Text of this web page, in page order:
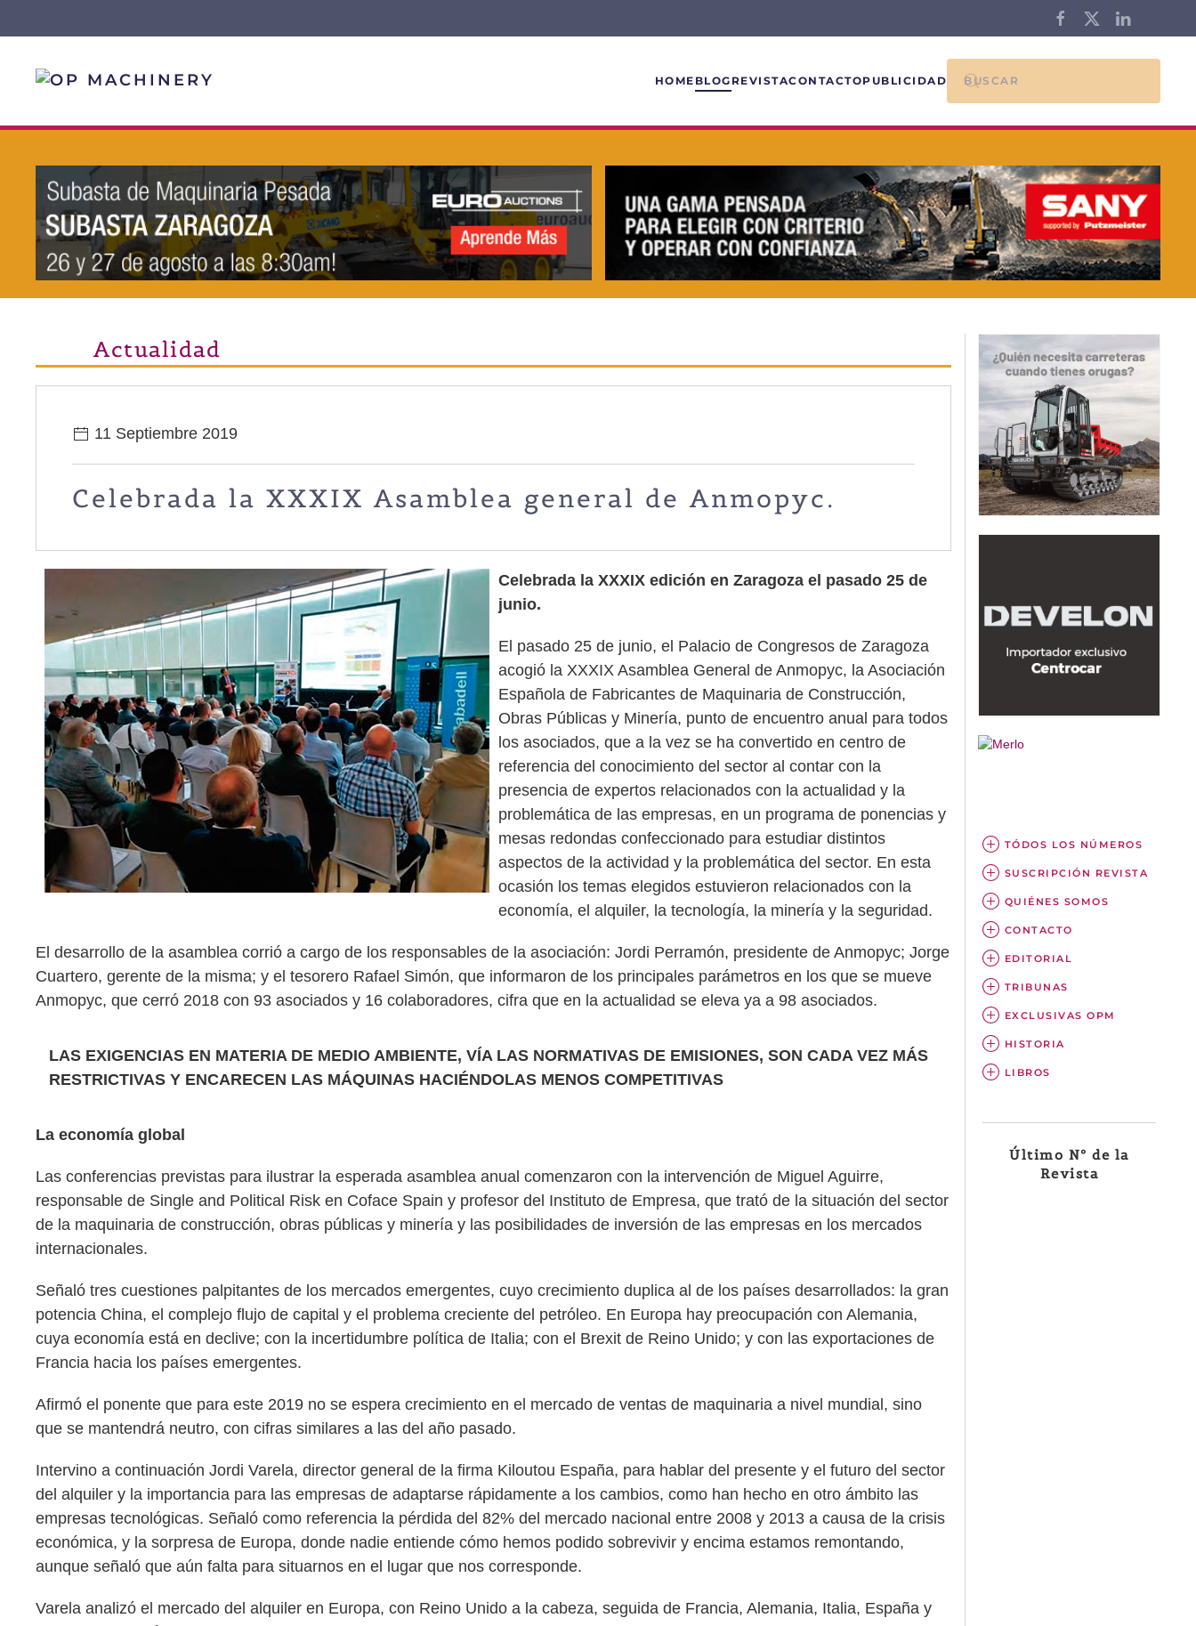
HOME BLOG REVISTACONTACTOPUBLICIDAD
Actualidad
11 Septiembre 2019
Celebrada la XXXIX Asamblea general de Anmopyc.
Celebrada la XXXIX edición en Zaragoza el pasado 25 de
junio.
El pasado 25 de junio, el Palacio de Congresos de Zaragoza
acogió la XXXIX Asamblea General de Anmopyc, la Asociación
Española de Fabricantes de Maquinaria de Construcción,
Obras Públicas y Minería, punto de encuentro anual para todos
los asociados, que a la vez se ha convertido en centro de
referencia del conocimiento del sector al contar con la
presencia de expertos relacionados con la actualidad y la
problemática de las empresas, en un programa de ponencias y
mesas redondas confeccionado para estudiar distintos
aspectos de la actividad y la problemática del sector. En esta
ocasión los temas elegidos estuvieron relacionados con la
economía, el alquiler, la tecnología, la minería y la seguridad.
El desarrollo de la asamblea corrió a cargo de los responsables de la asociación: Jordi Perramón, presidente de Anmopyc; Jorge
Cuartero, gerente de la misma; y el tesorero Rafael Simón, que informaron de los principales parámetros en los que se mueve
Anmopyc, que cerró 2018 con 93 asociados y 16 colaboradores, cifra que en la actualidad se eleva ya a 98 asociados.
LAS EXIGENCIAS EN MATERIA DE MEDIO AMBIENTE, VÍA LAS NORMATIVAS DE EMISIONES, SON CADA VEZ MÁS
RESTRICTIVAS Y ENCARECEN LAS MÁQUINAS HACIÉNDOLAS MENOS COMPETITIVAS
La economía global
Las conferencias previstas para ilustrar la esperada asamblea anual comenzaron con la intervención de Miguel Aguirre,
responsable de Single and Political Risk en Coface Spain y profesor del Instituto de Empresa, que trató de la situación del sector
de la maquinaria de construcción, obras públicas y minería y las posibilidades de inversión de las empresas en los mercados
internacionales.
Señaló tres cuestiones palpitantes de los mercados emergentes, cuyo crecimiento duplica al de los países desarrollados: la gran
potencia China, el complejo flujo de capital y el problema creciente del petróleo. En Europa hay preocupación con Alemania,
cuya economía está en declive; con la incertidumbre política de Italia; con el Brexit de Reino Unido; y con las exportaciones de
Francia hacia los países emergentes.
Afirmó el ponente que para este 2019 no se espera crecimiento en el mercado de ventas de maquinaria a nivel mundial, sino
que se mantendrá neutro, con cifras similares a las del año pasado.
Intervino a continuación Jordi Varela, director general de la firma Kiloutou España, para hablar del presente y el futuro del sector
del alquiler y la importancia para las empresas de adaptarse rápidamente a los cambios, como han hecho en otro ámbito las
empresas tecnológicas. Señaló como referencia la pérdida del 82% del mercado nacional entre 2008 y 2013 a causa de la crisis
económica, y la sorpresa de Europa, donde nadie entiende cómo hemos podido sobrevivir y encima estamos remontando,
aunque señaló que aún falta para situarnos en el lugar que nos corresponde.
Varela analizó el mercado del alquiler en Europa, con Reino Unido a la cabeza, seguida de Francia, Alemania, Italia, España y
TÓDOS LOS NÚMEROS
SUSCRIPCIÓN REVISTA
QUIÉNES SOMOS
CONTACTO
EDITORIAL
TRIBUNAS
EXCLUSIVAS OPM
HISTORIA
LIBROS
Último Nº de la
Revista